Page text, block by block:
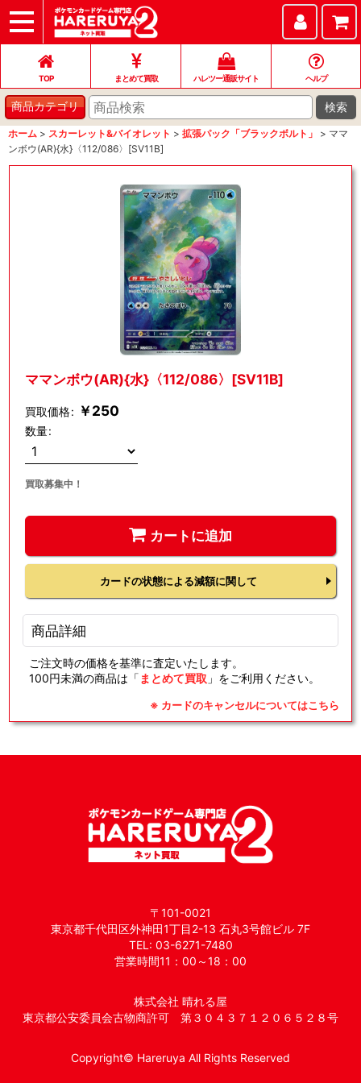
TOP
まとめて買取
ハレツー通販サイト
ヘルプ
お問い合わせ
TOP まとめて買取 ハレツー通販サイト ヘルプ
商品カテゴリ 検索
ホーム > スカーレット&バイオレット > 拡張パック「ブラックボルト」 > ママ
ンボウ(AR){水}〈112/086〉[SV11B]
ママンボウ(AR){水}〈112/086〉[SV11B]
買取価格: ￥250
数量:
買取募集中！
カートに追加
カードの状態による減額に関して
商品詳細
ご注文時の価格を基準に査定いたします。
100円未満の商品は「 まとめて買取 」をご利用ください。
※ カードのキャンセルについてはこちら
〒101-0021
東京都千代田区外神田1丁目2-13 石丸3号館ビル 7F
TEL: 03-6271-7480
営業時間11：00～18：00
株式会社 晴れる屋
東京都公安委員会古物商許可 第３０４３７１２０６５２８号
Copyright© Hareruya All Rights Reserved